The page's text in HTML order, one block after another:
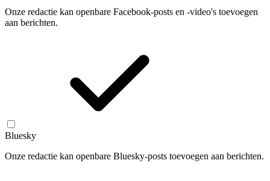
Onze redactie kan openbare Facebook-posts en -video's toevoegen
aan berichten.
Bluesky
Onze redactie kan openbare Bluesky-posts toevoegen aan berichten.